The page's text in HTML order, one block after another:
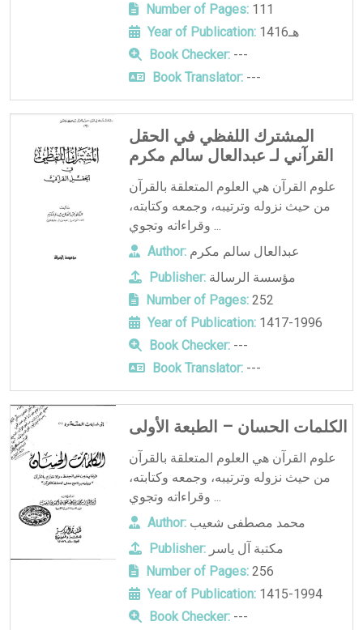
Number of Pages:111
Year of Publication:
1416هـ
Book Checker:---
Book Translator:---
المشترك اللفظي في الحقل
القرآني لـ عبدالعال سالم مكرم
علوم القرآن هي العلوم المتعلقة بالقرآن
من حيث نزوله وترتيبه، وجمعه وكتابته،
وقراءاته وتجوي ...
Author: عبدالعال سالم مكرم
Publisher: مؤسسة الرسالة
Number of Pages:252
Year of Publication:1417-1996
Book Checker:---
Book Translator:---
الكلمات الحسان – الطبعة الأولى
علوم القرآن هي العلوم المتعلقة بالقرآن
من حيث نزوله وترتيبه، وجمعه وكتابته،
وقراءاته وتجوي ...
Author: محمد مصطفى شعيب
Publisher: مكتبة آل ياسر
Number of Pages:256
Year of Publication:1415-1994
Book Checker:---